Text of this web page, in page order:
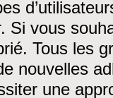
Si vous
Tous les
nouvelles
une